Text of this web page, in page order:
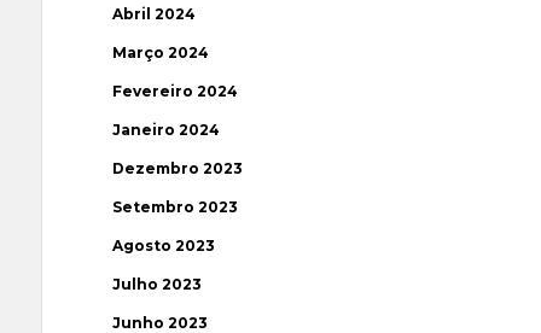
Abril 2024
Março 2024
Fevereiro 2024
Janeiro 2024
Dezembro 2023
Setembro 2023
Agosto 2023
Julho 2023
Junho 2023